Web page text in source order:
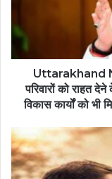
Uttarakhand
परिवारों को राहत
विकास कार्यों को भी